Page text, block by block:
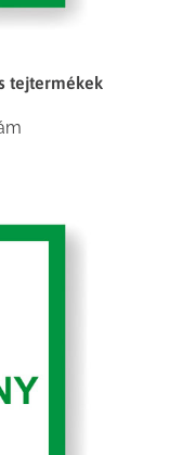
tejtermékek